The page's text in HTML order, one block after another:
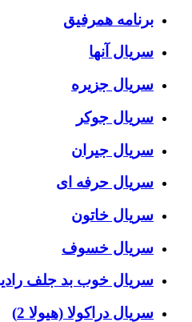
برنامه همرفیق
سریال آنها
سریال جزیره
سریال جوکر
سریال جیران
سریال حرفه ای
سریال خاتون
سریال خسوف
سریال خوب بد جلف
سریال دراکولا (هیولا 2)